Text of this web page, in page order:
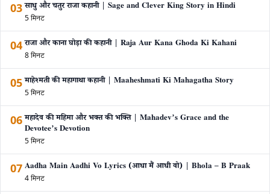
03 साधु और चतुर राजा कहानी | Sage and Clever King Story in Hindi
5 मिनट
04 राजा और काना घोड़ा की कहानी | Raja Aur Kana Ghoda Ki Kahani
8 मिनट
05 माहेश्मती की महागाथा कहानी | Maaheshmati Ki Mahagatha Story
5 मिनट
06 महादेव की महिमा और भक्त की भक्ति | Mahadev’s Grace and the
Devotee’s Devotion
5 मिनट
07 Aadha Main Aadhi Vo Lyrics (आधा मैं आधी वो) | Bhola – B Praak
4 मिनट